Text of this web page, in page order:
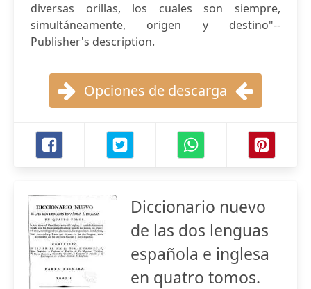
diversas orillas, los cuales son siempre,
simultáneamente, origen y destino"--
Publisher's description.
Opciones de descarga
Diccionario nuevo
de las dos lenguas
española e inglesa
en quatro tomos.